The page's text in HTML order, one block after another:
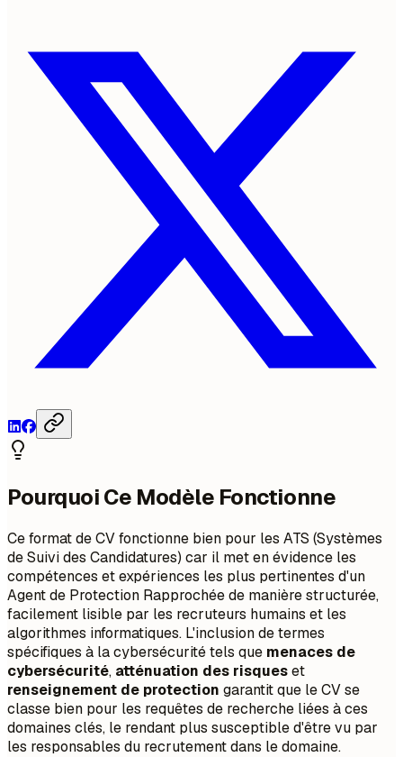
Pourquoi Ce Modèle Fonctionne
Ce format de CV fonctionne bien pour les ATS (Systèmes
de Suivi des Candidatures) car il met en évidence les
compétences et expériences les plus pertinentes d'un
Agent de Protection Rapprochée de manière structurée,
facilement lisible par les recruteurs humains et les
algorithmes informatiques. L'inclusion de termes
spécifiques à la cybersécurité tels que menaces de
cybersécurité, atténuation des risqueset
renseignement de protection garantit que le CV se
classe bien pour les requêtes de recherche liées à ces
domaines clés, le rendant plus susceptible d'être vu par
les responsables du recrutement dans le domaine.